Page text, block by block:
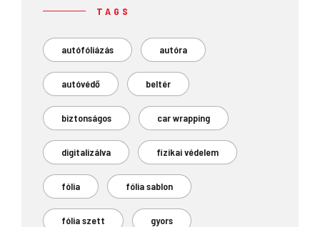
TAGS
autófóliázás autóra
autóvédő beltér
biztonságos car wrapping
digitalizálva fizikai védelem
fólia fólia sablon
fólia szett gyors